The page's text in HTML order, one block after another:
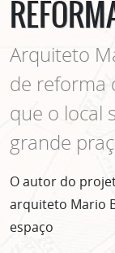
Arquiteto
de reforma
que o local
grande
O autor do
arquiteto Mario
espaço